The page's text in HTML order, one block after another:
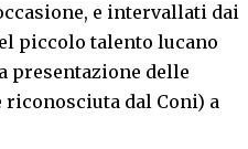
e intervallati dai
piccolo talento lucano
presentazione delle
riconosciuta dal Coni) a